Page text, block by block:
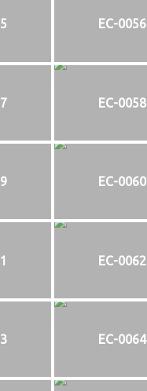
EC-0056
EC-0058
EC-0060
EC-0062
EC-0064